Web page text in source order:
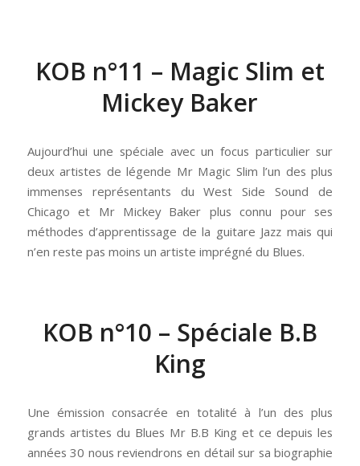
KOB n°11 – Magic Slim et
Mickey Baker
Aujourd’hui une spéciale avec un focus particulier sur
deux artistes de légende Mr Magic Slim l’un des plus
immenses représentants du West Side Sound de
Chicago et Mr Mickey Baker plus connu pour ses
méthodes d’apprentissage de la guitare Jazz mais qui
n’en reste pas moins un artiste imprégné du Blues.
KOB n°10 – Spéciale B.B
King
Une émission consacrée en totalité à l’un des plus
grands artistes du Blues Mr B.B King et ce depuis les
années 30 nous reviendrons en détail sur sa biographie